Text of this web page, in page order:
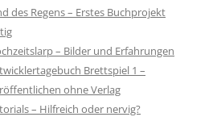
des Regens – Erstes Buchprojekt
– Bilder und Erfahrungen
Brettspiel 1 –
ohne Verlag
– Hilfreich oder nervig?